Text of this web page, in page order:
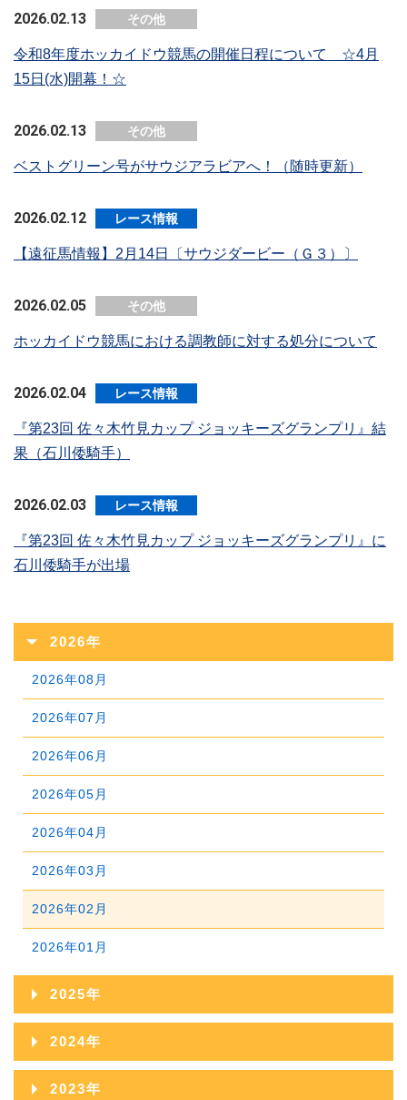
2026.02.13 その他
令和8年度ホッカイドウ競馬の開催日程について ☆4月
15日(水)開幕！☆
2026.02.13 その他
ベストグリーン号がサウジアラビアへ！（随時更新）
2026.02.12 レース情報
【遠征馬情報】2月14日〔サウジダービー（Ｇ３）〕
2026.02.05 その他
ホッカイドウ競馬における調教師に対する処分について
2026.02.04 レース情報
『第23回 佐々木竹見カップ ジョッキーズグランプリ』結
果（石川倭騎手）
2026.02.03 レース情報
『第23回 佐々木竹見カップ ジョッキーズグランプリ』に
石川倭騎手が出場
2026年
2026年08月
2026年07月
2026年06月
2026年05月
2026年04月
2026年03月
2026年02月
2026年01月
2025年
2025年12月
2025年11月
2024年
2024年12月
2023年